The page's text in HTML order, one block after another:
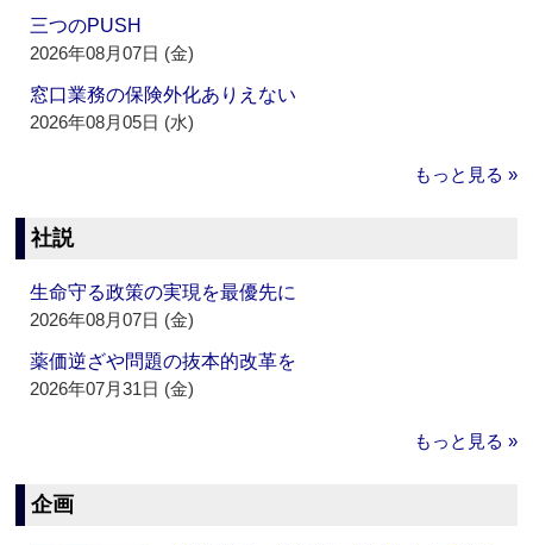
三つのPUSH
2026年08月07日 (金)
窓口業務の保険外化ありえない
2026年08月05日 (水)
もっと見る »
社説
生命守る政策の実現を最優先に
2026年08月07日 (金)
薬価逆ざや問題の抜本的改革を
2026年07月31日 (金)
もっと見る »
企画